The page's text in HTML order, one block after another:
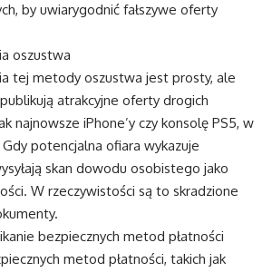
by uwiarygodnić fałszywe oferty
oszustwa
tej metody oszustwa jest prosty, ale
atrakcyjne oferty drogich
najnowsze iPhone’y czy konsolę PS5, w
Gdy potencjalna ofiara wykazuje
skan dowodu osobistego jako
W rzeczywistości są to skradzione
bezpiecznych metod płatności
metod płatności, takich jak